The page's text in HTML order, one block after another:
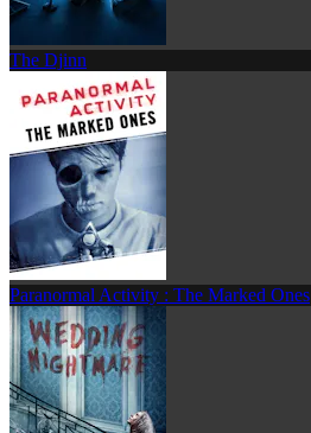
The Djinn
Paranormal Activity : The Marked Ones